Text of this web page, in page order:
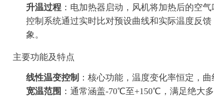
升温过程 ：电加热器启动，风机将加热后的空
控制系统通过实时比对预设曲线和实际温度反
象。
主要功能及特点
线性温变控制 ：核心功能，温度变化率恒定，
宽温范围 ：通常涵盖-70℃至+150℃，满足绝大多